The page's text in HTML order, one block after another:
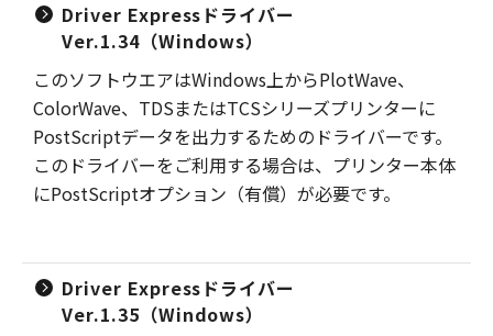
Driver Expressドライバー
Ver.1.34（Windows）
このソフトウエアはWindows上からPlotWave、
ColorWave、TDSまたはTCSシリーズプリンターに
PostScriptデータを出力するためのドライバーです。
このドライバーをご利用する場合は、プリンター本体
にPostScriptオプション（有償）が必要です。
Driver Expressドライバー
Ver.1.35（Windows）